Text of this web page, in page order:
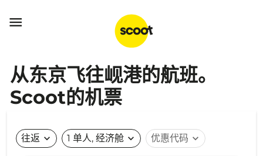

从东京飞往岘港的航班。
Scoot的机票
往返 expand_more 1 单人, 经济舱 expand_more 优惠代码 expand_more